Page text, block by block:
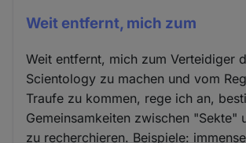
Weit entfernt, mich zum
Weit entfernt, mich zum Verteidiger
Scientology zu machen und vom
Traufe zu kommen, rege ich an,
Gemeinsamkeiten zwischen "Sekte"
zu recherchieren. Beispiele: